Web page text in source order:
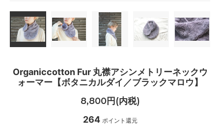
Organiccotton Fur 丸襟アシンメトリーネックウ
ォーマー【ボタニカルダイ／ブラックマロウ】
8,800円(内税)
264 ポイント還元